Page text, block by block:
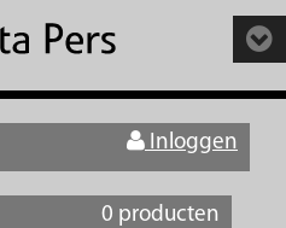
Inloggen
0 producten